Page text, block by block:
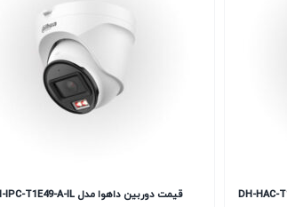
قیمت دوربین داهوا مدل DH-IPC-T1E49-A-IL